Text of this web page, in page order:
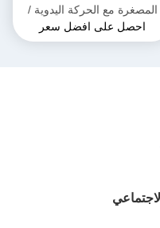
المصغرة مع الحركة اليدوية /
التلقائية
احصل على افضل سعر